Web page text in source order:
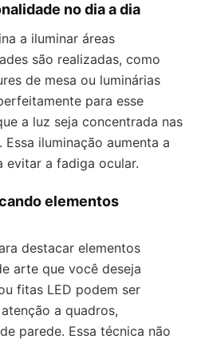
no dia a dia
a iluminar áreas
são realizadas, como
de mesa ou luminárias
para esse
a luz seja concentrada nas
iluminação aumenta a
evitar a fadiga ocular.
elementos
destacar elementos
arte que você deseja
fitas LED podem ser
a quadros,
parede. Essa técnica não